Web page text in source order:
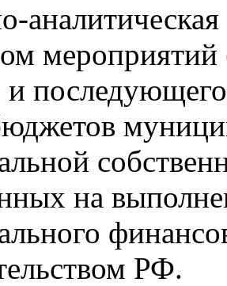
мероприятий
и
на
РФ.